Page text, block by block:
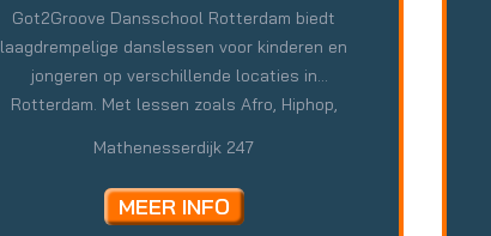
Got2Groove Dansschool Rotterdam biedt
laagdrempelige danslessen voor kinderen en
jongeren op verschillende locaties in
Rotterdam. Met lessen zoals Afro, Hiphop,
op een leuke en veilige manier in beweging
brengen, nieuwe vaardigheden laten
ontwikkelen en sociale verbinding stimuleren.
Mathenesserdijk 247
MEER INFO